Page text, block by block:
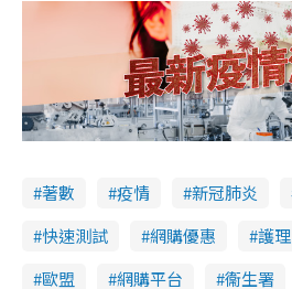
著數 疫情 新冠肺炎
快速測試
網購優惠 護理
歐盟
網購平台 衞生署